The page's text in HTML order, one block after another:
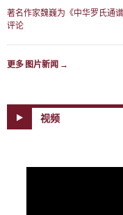
著名作家魏巍为《中华罗氏通
评论
更多 图片新闻 →
视频